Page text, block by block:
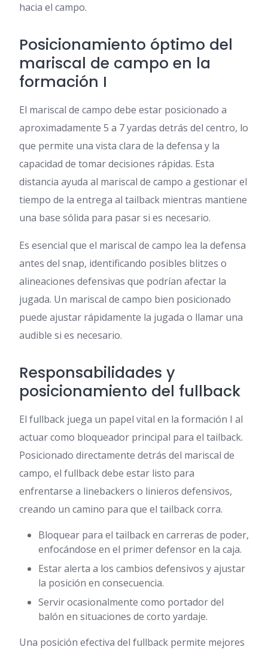
hacia el campo.
Posicionamiento óptimo del
mariscal de campo en la
formación I
El mariscal de campo debe estar posicionado a
aproximadamente 5 a 7 yardas detrás del centro, lo
que permite una vista clara de la defensa y la
capacidad de tomar decisiones rápidas. Esta
distancia ayuda al mariscal de campo a gestionar el
tiempo de la entrega al tailback mientras mantiene
una base sólida para pasar si es necesario.
Es esencial que el mariscal de campo lea la defensa
antes del snap, identificando posibles blitzes o
alineaciones defensivas que podrían afectar la
jugada. Un mariscal de campo bien posicionado
puede ajustar rápidamente la jugada o llamar una
audible si es necesario.
Responsabilidades y
posicionamiento del fullback
El fullback juega un papel vital en la formación I al
actuar como bloqueador principal para el tailback.
Posicionado directamente detrás del mariscal de
campo, el fullback debe estar listo para
enfrentarse a linebackers o linieros defensivos,
creando un camino para que el tailback corra.
Bloquear para el tailback en carreras de poder,
enfocándose en el primer defensor en la caja.
Estar alerta a los cambios defensivos y ajustar
la posición en consecuencia.
Servir ocasionalmente como portador del
balón en situaciones de corto yardaje.
Una posición efectiva del fullback permite mejores